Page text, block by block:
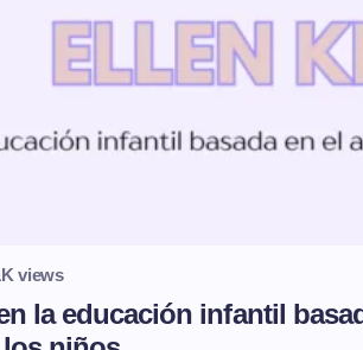
views
la educación infantil